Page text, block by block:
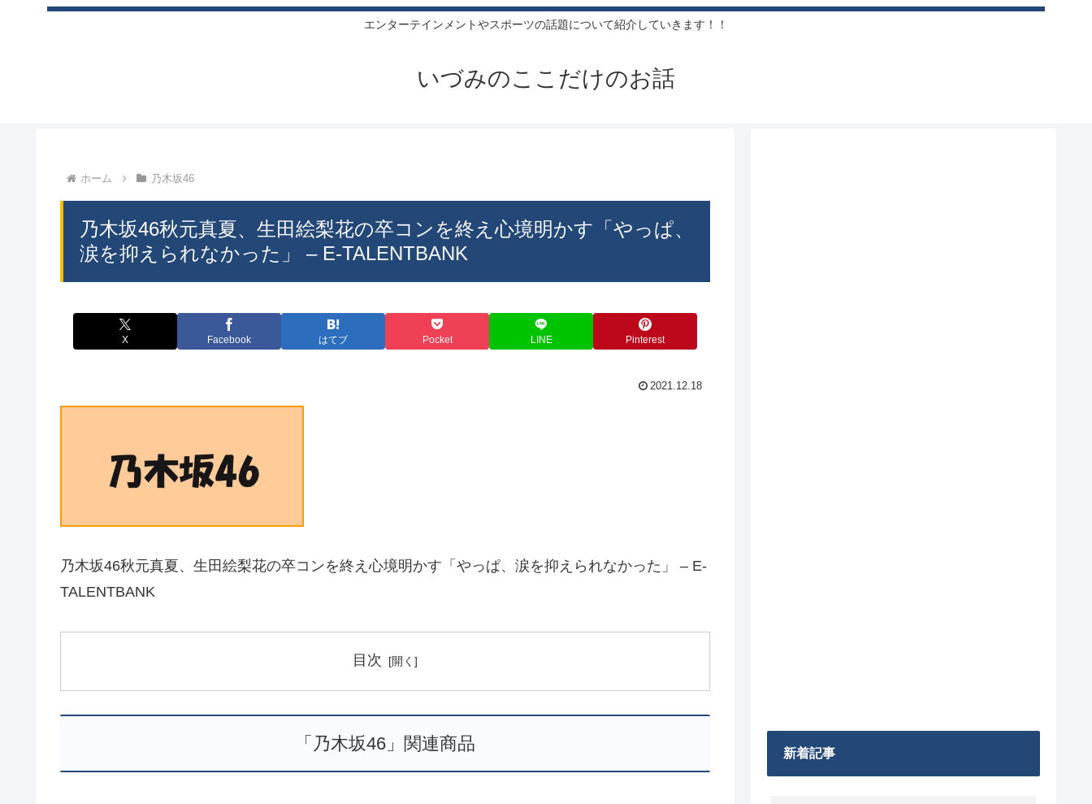
エンターテインメントやスポーツの話題について紹介していきます！！
いづみのここだけのお話
ホーム 乃木坂46
乃木坂46秋元真夏、生田絵梨花の卒コンを終え心境明かす「やっぱ、
涙を抑えられなかった」 – E-TALENTBANK
X Facebook はてブ Pocket LINE Pinterest
2021.12.18
乃木坂46秋元真夏、生田絵梨花の卒コンを終え心境明かす「やっぱ、涙を抑えられなかった」 – E-
TALENTBANK
目次
「乃木坂46」関連商品 新着記事